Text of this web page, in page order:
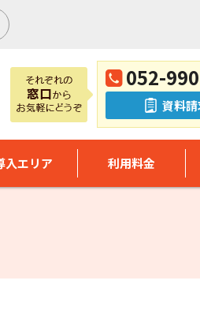
052-
資料
入エリア 利用料金